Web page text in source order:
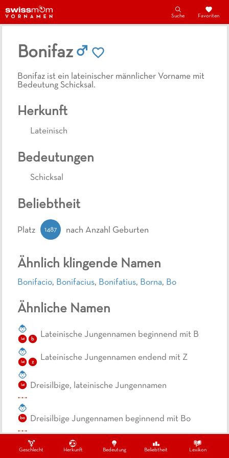
Geschlecht Herkunft Bedeutung Beliebtheit Lexikon
Suche Favoriten
Bonifaz
Bonifaz ist ein lateinischer männlicher Vorname mit
Bedeutung Schicksal.
Herkunft
Lateinisch
Bedeutungen
Schicksal
Ähnlich klingende Namen
Bonifacio, Bonifacius, Bonifatius, Borna, Bo
Ähnliche Namen
lat b Lateinische Jungennamen beginnend mit B
lat z Lateinische Jungennamen endend mit Z
lat Dreisilbige, lateinische Jungennamen
bo Dreisilbige Jungennamen beginnend mit Bo
b Dreisilbige Jungennamen beginnend mit B
Beliebtheit
Platz 1487 nach Anzahl Geburten